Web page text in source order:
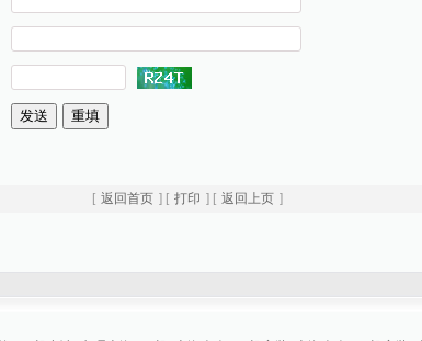
[ 返回首页 ] [ 打印 ] [ 返回上页 ]